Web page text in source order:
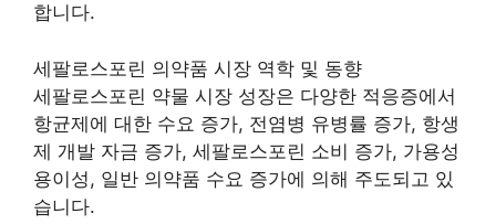
합니다.
세팔로스포린 의약품 시장 역학 및 동향
세팔로스포린 약물 시장 성장은 다양한 적응증에서
항균제에 대한 수요 증가, 전염병 유병률 증가, 항생
제 개발 자금 증가, 세팔로스포린 소비 증가, 가용성
용이성, 일반 의약품 수요 증가에 의해 주도되고 있
습니다.